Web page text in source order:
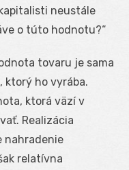
neustále
o túto hodnotu?“
tovaru je sama
ktorý ho vyrába.
ktorá väzí v
Realizácia
nahradenie
relatívna